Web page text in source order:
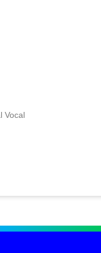
Vocal